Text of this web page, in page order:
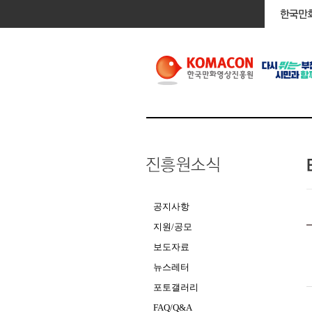
공지사항
지원/공모
보도자료
뉴스레터
포토갤러리
FAQ/Q&A